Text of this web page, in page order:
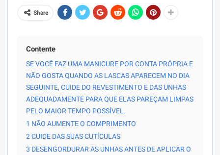
Share
Contente
SE VOCÊ FAZ UMA MANICURE POR CONTA PRÓPRIA E
NÃO GOSTA QUANDO AS LASCAS APARECEM NO DIA
SEGUINTE, CUIDE DO REVESTIMENTO E DAS UNHAS
ADEQUADAMENTE PARA QUE ELAS PAREÇAM LIMPAS
PELO MAIOR TEMPO POSSÍVEL.
1 NÃO AUMENTE O COMPRIMENTO
2 CUIDE DAS SUAS CUTÍCULAS
3 DESENGORDURAR AS UNHAS ANTES DE APLICAR O